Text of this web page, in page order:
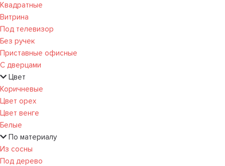
Квадратные
Витрина
Под телевизор
Без ручек
Приставные офисные
С дверцами
Цвет
Коричневые
Цвет орех
Цвет венге
Белые
По материалу
Из сосны
Под дерево